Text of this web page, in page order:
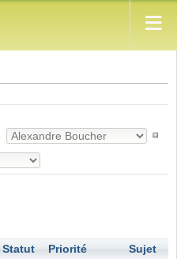
Statut Priorité
Sujet